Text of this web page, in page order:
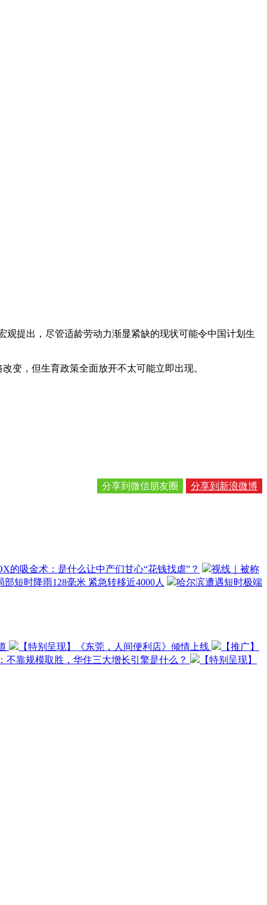
提出，尽管适龄劳动力渐显紧缺的现状可能令中国计划生
变，但生育政策全面放开不太可能立即出现。
分享到新浪微博
分享到微信朋友圈
的吸金术：是什么让中产们甘心“花钱找虐”？
视线｜被称
部短时降雨128毫米 紧急转移近4000人
哈尔滨遭遇短时极端
【特别呈现】《东莞，人间便利店》倾情上线
【推广】
不靠规模取胜，华住三大增长引擎是什么？
【特别呈现】